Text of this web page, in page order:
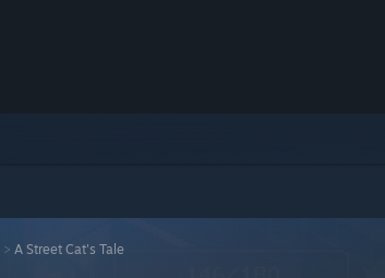
> A Street Cat's Tale